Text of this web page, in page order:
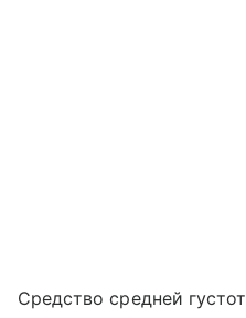
Средство средней